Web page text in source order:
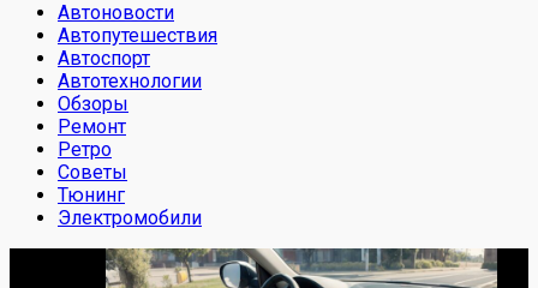
Автоновости
Автопутешествия
Автоспорт
Автотехнологии
Обзоры
Ремонт
Ретро
Советы
Тюнинг
Электромобили